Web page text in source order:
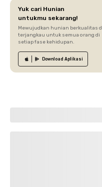
Yuk cari Hunian
untukmu sekarang!
Mewujudkan hunian berkualitas
terjangkau untuk semua orang di
setiap fase kehidupan.
Download Aplikasi